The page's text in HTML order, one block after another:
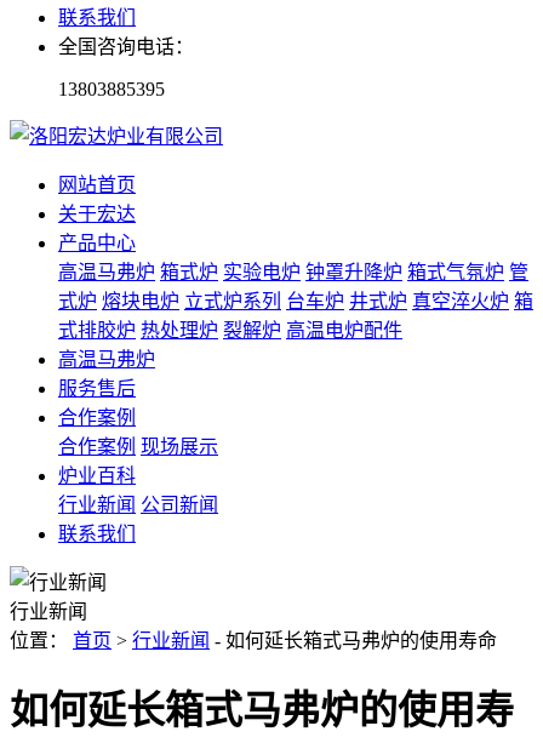
联系我们
全国咨询电话：
13803885395
网站首页
关于宏达
产品中心
高温马弗炉 箱式炉 实验电炉 钟罩升降炉 箱式气氛炉 管
式炉 熔块电炉 立式炉系列 台车炉 井式炉 真空淬火炉 箱
式排胶炉 热处理炉 裂解炉 高温电炉配件
高温马弗炉
服务售后
合作案例
合作案例 现场展示
炉业百科
行业新闻 公司新闻
联系我们
行业新闻
位置：
首页 > 行业新闻 - 如何延长箱式马弗炉的使用寿命
如何延长箱式马弗炉的使用寿